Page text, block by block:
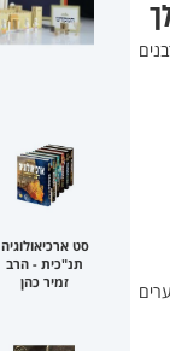
סט ארכיאולוגיה
תנ"כית - הרב
זמיר כהן